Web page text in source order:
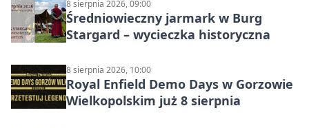
8 sierpnia 2026, 09:00
Średniowieczny jarmark w Burg
Stargard – wycieczka historyczna
8 sierpnia 2026, 10:00
Royal Enfield Demo Days w Gorzowie
Wielkopolskim już 8 sierpnia